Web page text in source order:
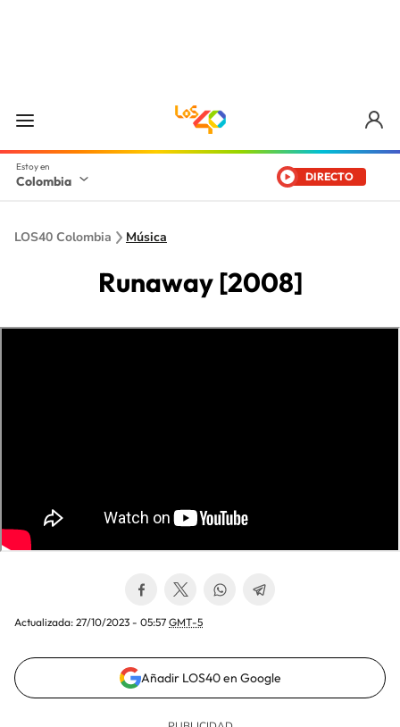
Colombia DIRECTO
LOS40 Colombia Música
Runaway [2008]
Actualizada: 27/10/2023 - 05:57 GMT-5
Añadir LOS40 en Google